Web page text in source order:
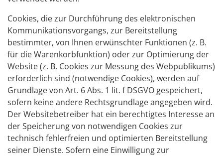
Cookies, die zur Durchführung des elektronischen
Kommunikationsvorgangs, zur Bereitstellung
bestimmter, von Ihnen erwünschter Funktionen (z. B.
für die Warenkorbfunktion) oder zur Optimierung der
Website (z. B. Cookies zur Messung des Webpublikums)
erforderlich sind (notwendige Cookies), werden auf
Grundlage von Art. 6 Abs. 1 lit. f DSGVO gespeichert,
sofern keine andere Rechtsgrundlage angegeben wird.
Der Websitebetreiber hat ein berechtigtes Interesse an
der Speicherung von notwendigen Cookies zur
technisch fehlerfreien und optimierten Bereitstellung
seiner Dienste. Sofern eine Einwilligung zur